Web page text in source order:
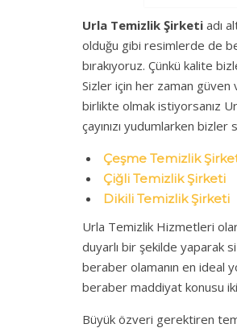
Urla Temizlik Şirketi adı
olduğu gibi resimlerde de
bırakıyoruz. Çünkü kalite
Sizler için her zaman güven
birlikte olmak istiyorsanız
çayınızı yudumlarken bizler
Çeşme Temizlik
Çiğli Temizlik Şirketi
Dikili Temizlik Şirketi
Urla Temizlik Hizmetleri
duyarlı bir şekilde yaparak
beraber olamanın en ideal
beraber maddiyat konusu
Büyük özveri gerektiren